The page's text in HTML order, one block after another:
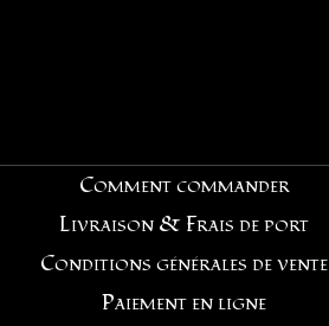
Comment commander
Livraison & Frais de port
Conditions générales de vente
Paiement en ligne